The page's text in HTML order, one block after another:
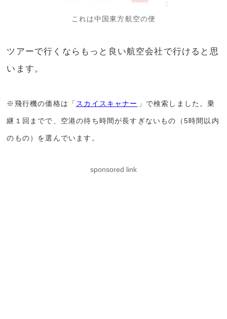
これは中国東方航空の便
ツアーで行くならもっと良い航空会社で行けると思
います。
※飛行機の価格は「 スカイスキャナー 」で検索しました。乗
継１回までで、空港の待ち時間が長すぎないもの（5時間以内
のもの）を選んでいます。
sponsored link